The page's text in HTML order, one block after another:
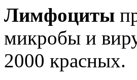
Лимфоциты
микробы и
2000 красных.